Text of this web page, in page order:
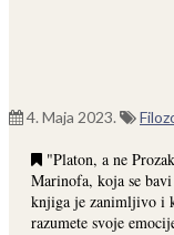
4. Maja 2023.
"Platon, a ne
Marinofa, koja se
knjiga je zanimljivo i
razumete svoje